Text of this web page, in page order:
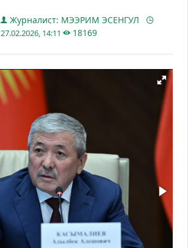
жасады
Журналист: МЭЭРИМ ЭСЕНГУЛ
27.02.2026, 14:11 18169